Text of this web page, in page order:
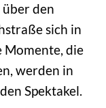
den
sich in
Momente, die
werden in
Spektakel.